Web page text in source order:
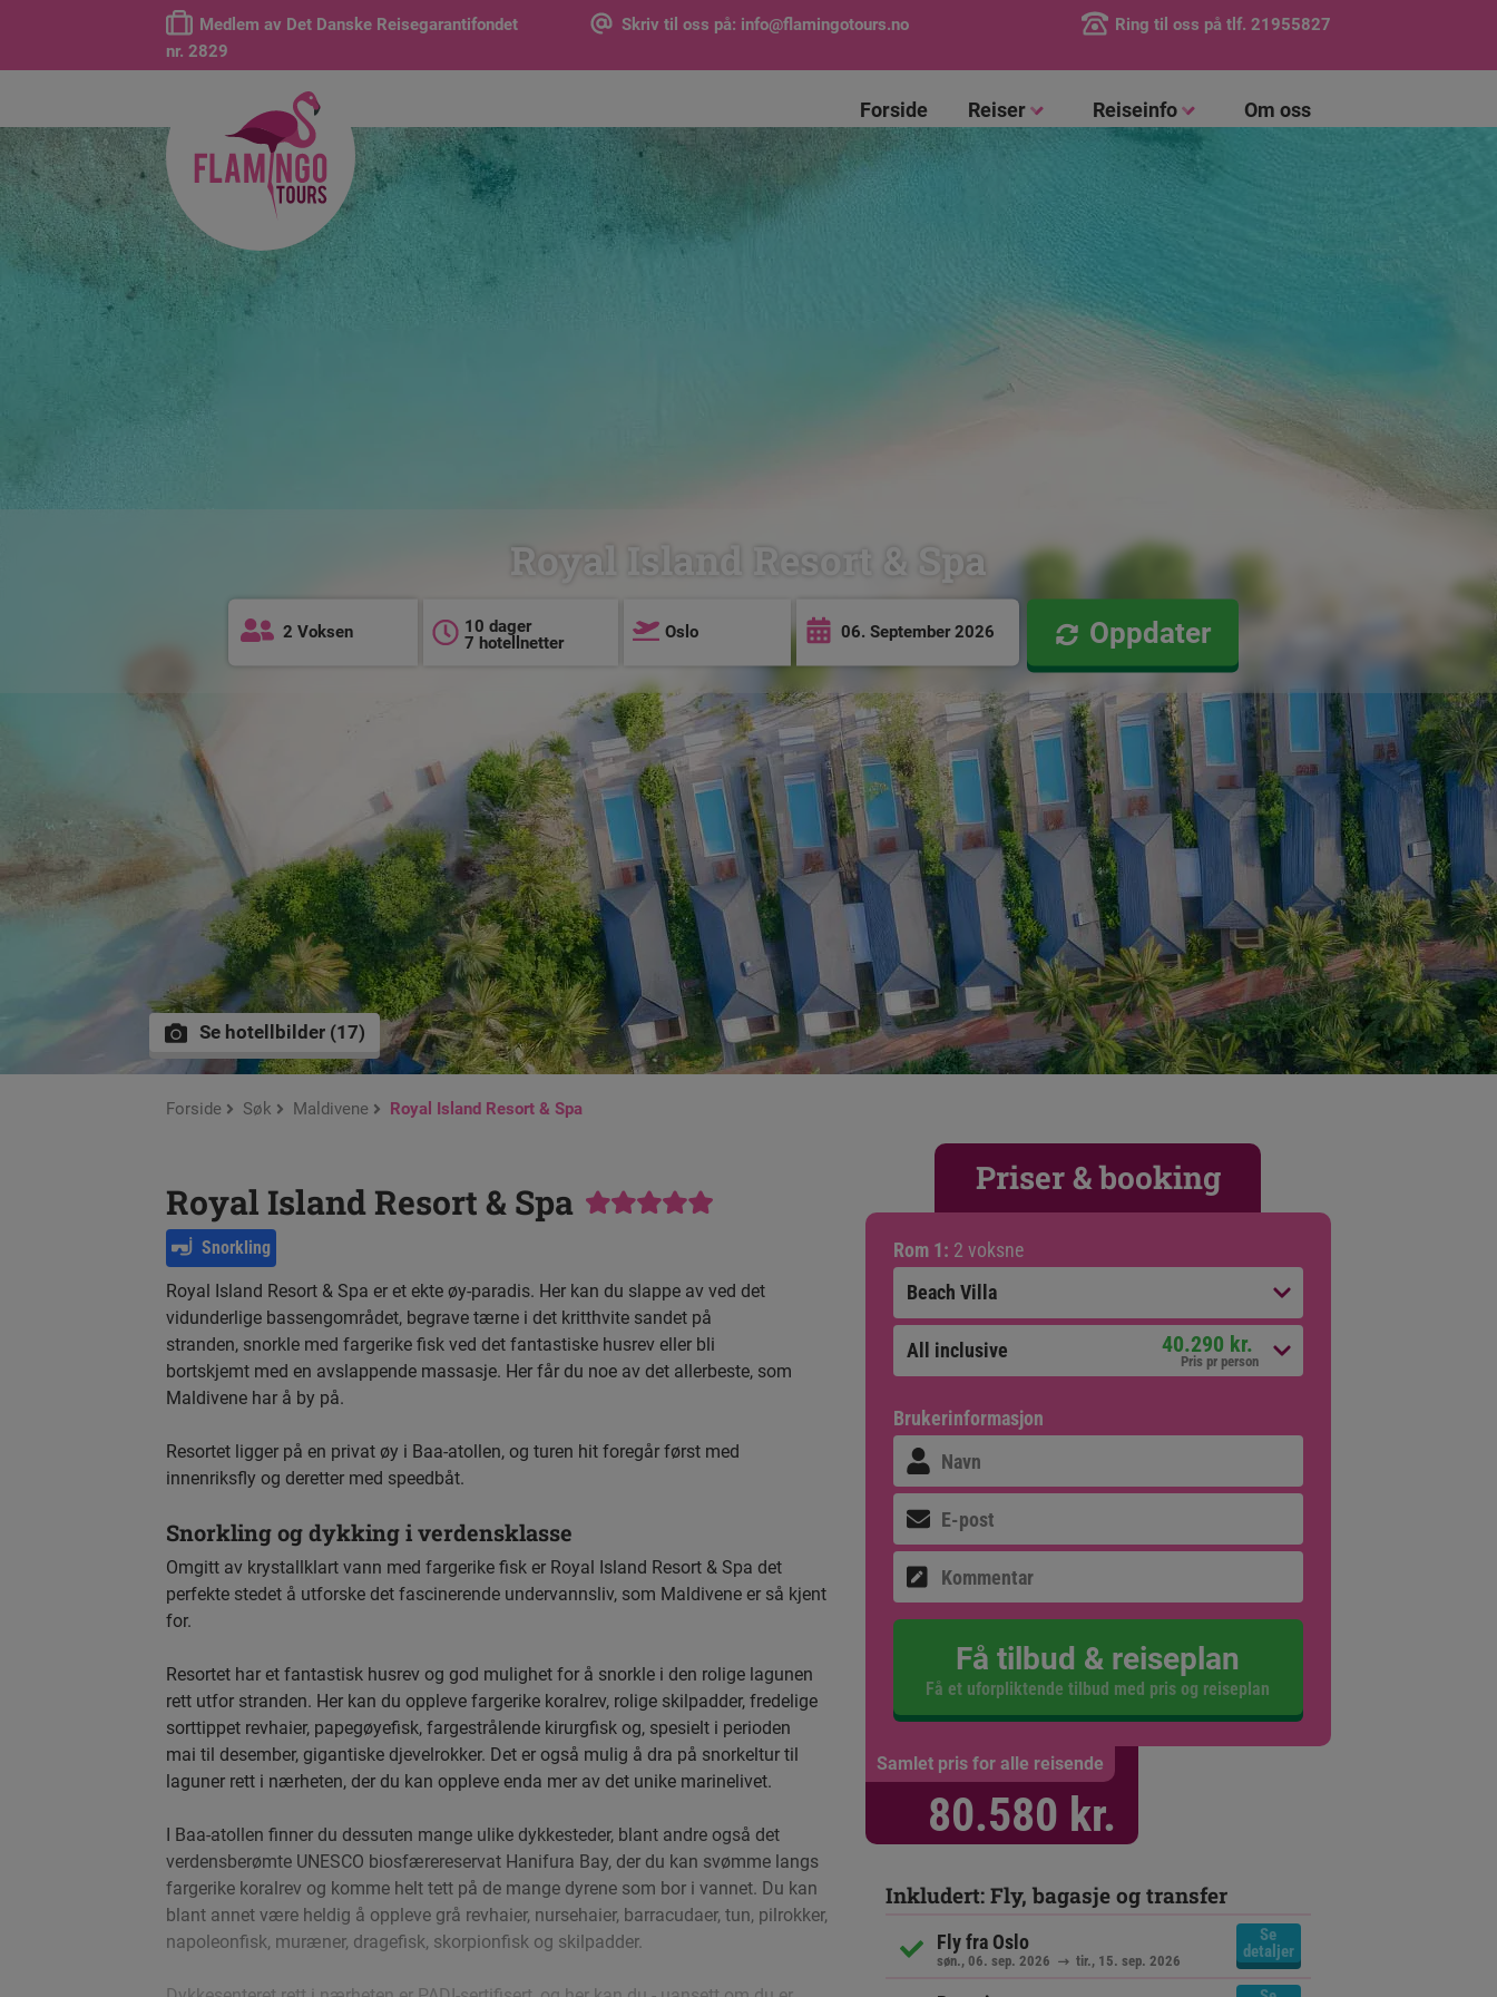
Medlem av Det Danske Reisegarantifondet
nr. 2829
Skriv til oss på: info@flamingotours.no Ring til oss på tlf. 21955827
Forside Reiser Reiseinfo Om oss
Royal Island Resort & Spa
2 Voksen
10 dager
7 hotellnetter
Oslo 06. September 2026 Oppdater
Se hotellbilder (17)
Forside Søk Maldivene Royal Island Resort & Spa
Royal Island Resort & Spa
Snorkling
Royal Island Resort & Spa er et ekte øy-paradis. Her kan du slappe av ved det
vidunderlige bassengområdet, begrave tærne i det kritthvite sandet på
stranden, snorkle med fargerike fisk ved det fantastiske husrev eller bli
bortskjemt med en avslappende massasje. Her får du noe av det allerbeste, som
Maldivene har å by på.
Resortet ligger på en privat øy i Baa-atollen, og turen hit foregår først med
innenriksfly og deretter med speedbåt.
Snorkling og dykking i verdensklasse
Omgitt av krystallklart vann med fargerike fisk er Royal Island Resort & Spa det
perfekte stedet å utforske det fascinerende undervannsliv, som Maldivene er så kjent
for.
Resortet har et fantastisk husrev og god mulighet for å snorkle i den rolige lagunen
rett utfor stranden. Her kan du oppleve fargerike koralrev, rolige skilpadder, fredelige
sorttippet revhaier, papegøyefisk, fargestrålende kirurgfisk og, spesielt i perioden
mai til desember, gigantiske djevelrokker. Det er også mulig å dra på snorkeltur til
laguner rett i nærheten, der du kan oppleve enda mer av det unike marinelivet.
I Baa-atollen finner du dessuten mange ulike dykkesteder, blant andre også det
verdensberømte UNESCO biosfærereservat Hanifura Bay, der du kan svømme langs
fargerike koralrev og komme helt tett på de mange dyrene som bor i vannet. Du kan
blant annet være heldig å oppleve grå revhaier, nursehaier, barracudaer, tun, pilrokker,
napoleonfisk, muræner, dragefisk, skorpionfisk og skilpadder.
Priser & booking
Rom 1: 2 voksne
Beach Villa
All inclusive 40.290 kr.
Pris pr person
Brukerinformasjon
Få tilbud & reiseplan
Få et uforpliktende tilbud med pris og reiseplan
Samlet pris for alle reisende
80.580 kr.
Inkludert: Fly, bagasje og transfer
Fly fra Oslo
søn., 06. sep. 2026 tir., 15. sep. 2026
Se
detaljer